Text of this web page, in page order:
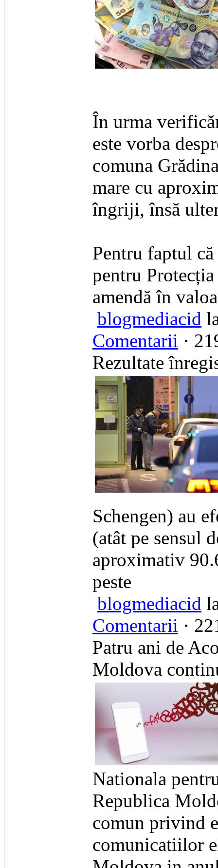
În urma
este vorba
comuna
mare cu
îngriji, însă
Pentru faptul
pentru
amendă în
blogmediacid
Comentarii ·
Rezultate
Schengen) au
(atât pe sensul
aproximativ
peste
blogmediacid
Comentarii ·
Patru ani de
Moldova
Nationala
Republica
comun privind
comunicatiilor